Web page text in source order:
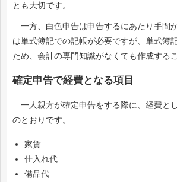
とも大切です。
一方、白色申告は申告するにあたり手間
は単式簿記での記帳が必要ですが、単式簿
ため、会計の専門知識がなくても作成する
確定申告で経費となる項目
一人親方が確定申告をする際に、経費と
のとおりです。
家賃
仕入れ代
備品代